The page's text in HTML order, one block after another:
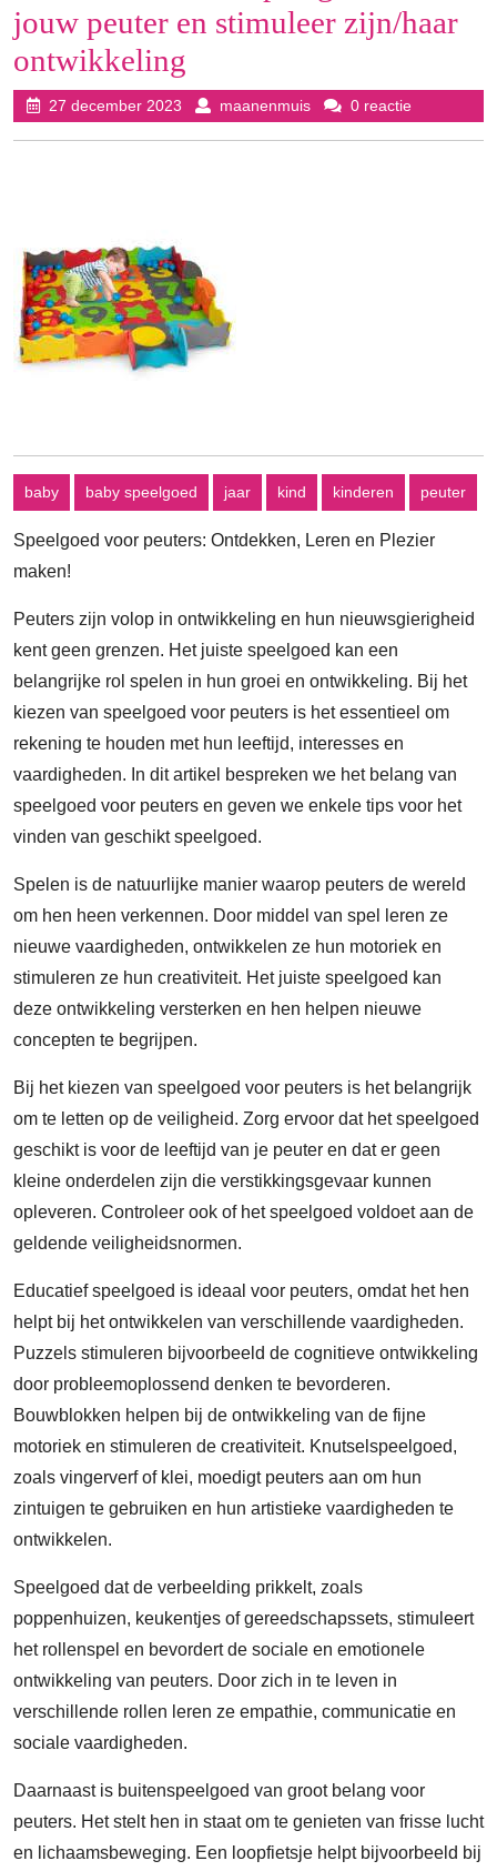
jouw peuter en stimuleer zijn/haar
ontwikkeling
27 december 2023 27
december
maanenmuismaanenmuis
0 reactie
baby baby speelgoed jaar kind kinderen peuter
Speelgoed voor peuters: Ontdekken, Leren en Plezier
maken!
Peuters zijn volop in ontwikkeling en hun nieuwsgierigheid
kent geen grenzen. Het juiste speelgoed kan een
belangrijke rol spelen in hun groei en ontwikkeling. Bij het
kiezen van speelgoed voor peuters is het essentieel om
rekening te houden met hun leeftijd, interesses en
vaardigheden. In dit artikel bespreken we het belang van
speelgoed voor peuters en geven we enkele tips voor het
vinden van geschikt speelgoed.
Spelen is de natuurlijke manier waarop peuters de wereld
om hen heen verkennen. Door middel van spel leren ze
nieuwe vaardigheden, ontwikkelen ze hun motoriek en
stimuleren ze hun creativiteit. Het juiste speelgoed kan
deze ontwikkeling versterken en hen helpen nieuwe
concepten te begrijpen.
Bij het kiezen van speelgoed voor peuters is het belangrijk
om te letten op de veiligheid. Zorg ervoor dat het speelgoed
geschikt is voor de leeftijd van je peuter en dat er geen
kleine onderdelen zijn die verstikkingsgevaar kunnen
opleveren. Controleer ook of het speelgoed voldoet aan de
geldende veiligheidsnormen.
Educatief speelgoed is ideaal voor peuters, omdat het hen
helpt bij het ontwikkelen van verschillende vaardigheden.
Puzzels stimuleren bijvoorbeeld de cognitieve ontwikkeling
door probleemoplossend denken te bevorderen.
Bouwblokken helpen bij de ontwikkeling van de fijne
motoriek en stimuleren de creativiteit. Knutselspeelgoed,
zoals vingerverf of klei, moedigt peuters aan om hun
zintuigen te gebruiken en hun artistieke vaardigheden te
ontwikkelen.
Speelgoed dat de verbeelding prikkelt, zoals
poppenhuizen, keukentjes of gereedschapssets, stimuleert
het rollenspel en bevordert de sociale en emotionele
ontwikkeling van peuters. Door zich in te leven in
verschillende rollen leren ze empathie, communicatie en
sociale vaardigheden.
Daarnaast is buitenspeelgoed van groot belang voor
peuters. Het stelt hen in staat om te genieten van frisse lucht
en lichaamsbeweging. Een loopfietsje helpt bijvoorbeeld bij